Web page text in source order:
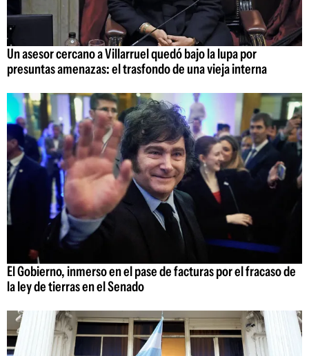
Un asesor cercano a Villarruel quedó bajo la lupa por
presuntas amenazas: el trasfondo de una vieja interna
El Gobierno, inmerso en el pase de facturas por el fracaso de
la ley de tierras en el Senado